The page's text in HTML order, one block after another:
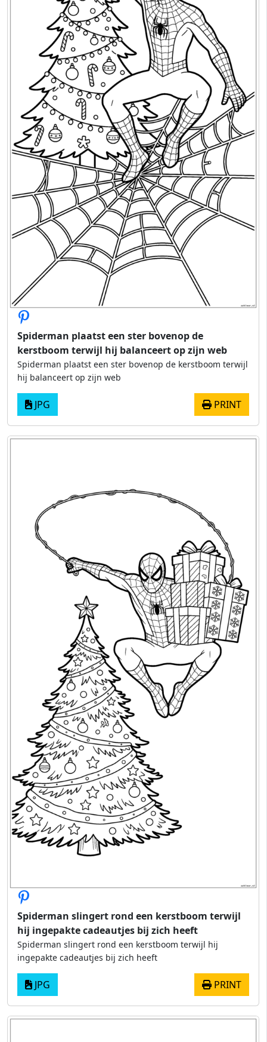
Spiderman plaatst een ster bovenop de
kerstboom terwijl hij balanceert op zijn web
Spiderman plaatst een ster bovenop de kerstboom terwijl
hij balanceert op zijn web
JPG PRINT
Spiderman slingert rond een kerstboom terwijl
hij ingepakte cadeautjes bij zich heeft
Spiderman slingert rond een kerstboom terwijl hij
ingepakte cadeautjes bij zich heeft
JPG PRINT